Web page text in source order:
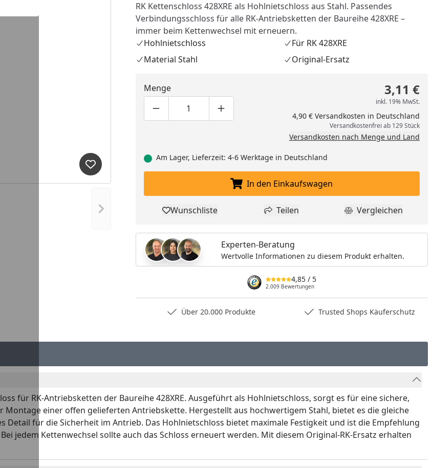
Nächstes Bild anzeigen
Produkt zur Wunschliste hinzufügen
RK Kettenschloss 428XRE als Hohlnietschloss aus Stahl. Passendes
Verbindungsschloss für alle RK-Antriebsketten der Baureihe 428XRE –
immer beim Kettenwechsel mit erneuern.
Hohlnietschloss
Für RK 428XRE
Material Stahl
Original-Ersatz
Menge
Produktmenge um eins verringern
Produktmenge manuell eingeben
Produktmenge um eins erhöhen
3,11 €
inkl. 19% MwSt.
4,90 € Versandkosten in Deutschland
Versandkostenfrei ab 129 Stück
Versandkosten nach Menge und Land
Am Lager, Lieferzeit: 4-6 Werktage in Deutschland
In den Einkaufswagen legen
In den Einkaufswagen
Produkt zur Wunschliste hinzufügen
Wunschliste Teilen
Teilen Produkt
Vergleichen
Experten-Beratung
Wertvolle Informationen zu diesem Produkt erhalten.
4,85 / 5
2.009 Bewertungen
Über 20.000 Produkte Trusted Shops Käuferschutz
für RK-Antriebsketten der Baureihe 428XRE. Ausgeführt als Hohlnietschloss, sorgt es für eine sichere,
einer offen gelieferten Antriebskette. Hergestellt aus hochwertigem Stahl, bietet es die gleiche
Detail für die Sicherheit im Antrieb. Das Hohlnietschloss bietet maximale Festigkeit und ist die Empfehlung
jedem Kettenwechsel sollte auch das Schloss erneuert werden. Mit diesem Original-RK-Ersatz erhalten